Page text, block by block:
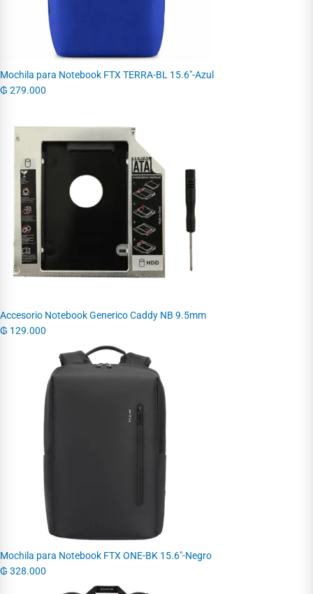
Mochila para Notebook FTX TERRA-BL 15.6"-Azul
₲ 279.000
Accesorio Notebook Generico Caddy NB 9.5mm
₲ 129.000
Mochila para Notebook FTX ONE-BK 15.6"-Negro
₲ 328.000